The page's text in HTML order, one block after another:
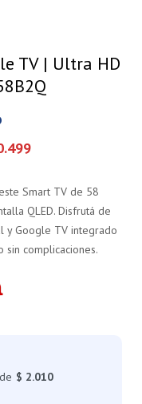
TV | Ultra HD
Smart TV de 58
QLED. Disfrutá de
y Google TV integrado
complicaciones.
$ 2.010